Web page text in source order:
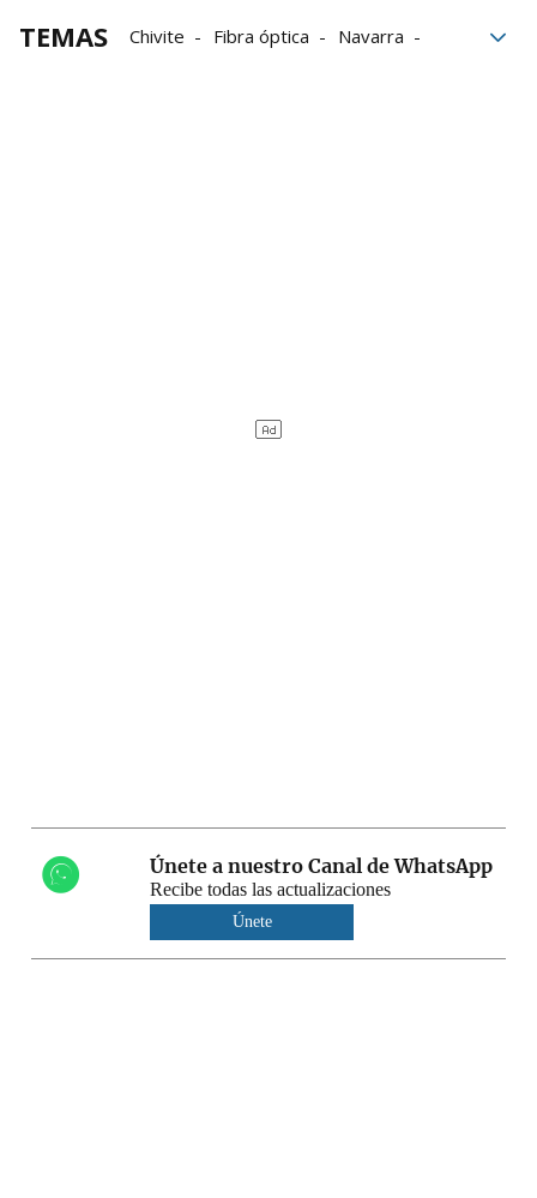
TEMAS Chivite Fibra óptica
Navarra
Únete a nuestro Canal de WhatsApp
Recibe todas las actualizaciones
Únete